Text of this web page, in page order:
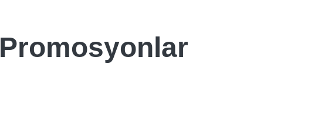
Promosyonlar